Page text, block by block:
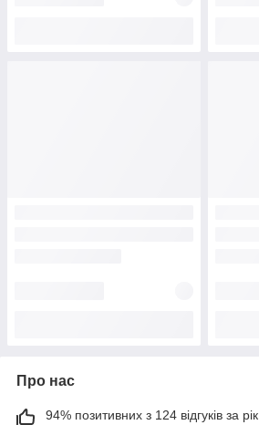
Про нас
94% позитивних з 124 відгуків за рік